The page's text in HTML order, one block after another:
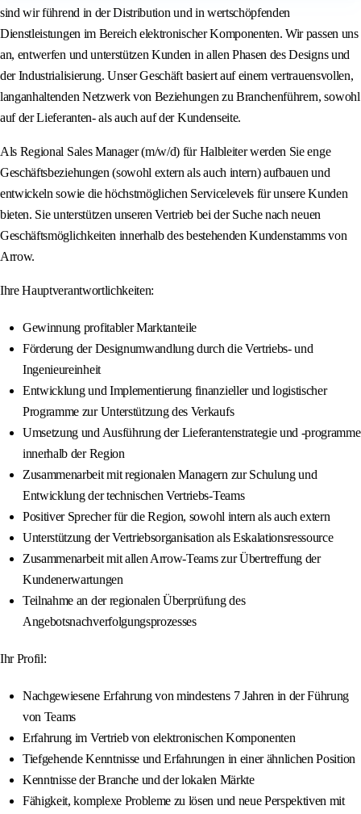
sind wir führend in der Distribution und in wertschöpfenden
Dienstleistungen im Bereich elektronischer Komponenten. Wir passen uns
an, entwerfen und unterstützen Kunden in allen Phasen des Designs und
der Industrialisierung. Unser Geschäft basiert auf einem vertrauensvollen,
langanhaltenden Netzwerk von Beziehungen zu Branchenführern, sowohl
auf der Lieferanten- als auch auf der Kundenseite.
Als Regional Sales Manager (m/w/d) für Halbleiter werden Sie enge
Geschäftsbeziehungen (sowohl extern als auch intern) aufbauen und
entwickeln sowie die höchstmöglichen Servicelevels für unsere Kunden
bieten. Sie unterstützen unseren Vertrieb bei der Suche nach neuen
Geschäftsmöglichkeiten innerhalb des bestehenden Kundenstamms von
Arrow.
Ihre Hauptverantwortlichkeiten:
Gewinnung profitabler Marktanteile
Förderung der Designumwandlung durch die Vertriebs- und
Ingenieureinheit
Entwicklung und Implementierung finanzieller und logistischer
Programme zur Unterstützung des Verkaufs
Umsetzung und Ausführung der Lieferantenstrategie und -programme
innerhalb der Region
Zusammenarbeit mit regionalen Managern zur Schulung und
Entwicklung der technischen Vertriebs-Teams
Positiver Sprecher für die Region, sowohl intern als auch extern
Unterstützung der Vertriebsorganisation als Eskalationsressource
Zusammenarbeit mit allen Arrow-Teams zur Übertreffung der
Kundenerwartungen
Teilnahme an der regionalen Überprüfung des
Angebotsnachverfolgungsprozesses
Ihr Profil:
Nachgewiesene Erfahrung von mindestens 7 Jahren in der Führung
von Teams
Erfahrung im Vertrieb von elektronischen Komponenten
Tiefgehende Kenntnisse und Erfahrungen in einer ähnlichen Position
Kenntnisse der Branche und der lokalen Märkte
Fähigkeit, komplexe Probleme zu lösen und neue Perspektiven mit